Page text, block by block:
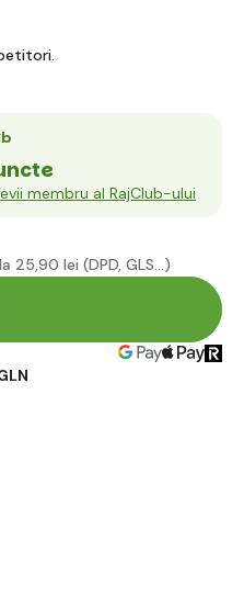
membru al RajClub-ului
25,90 lei (DPD, GLS...)